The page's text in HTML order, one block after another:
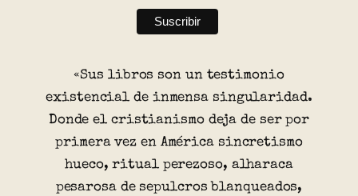
«Sus libros son un testimonio
existencial de inmensa singularidad.
Donde el cristianismo deja de ser por
primera vez en América sincretismo
hueco, ritual perezoso, alharaca
pesarosa de sepulcros blanqueados,